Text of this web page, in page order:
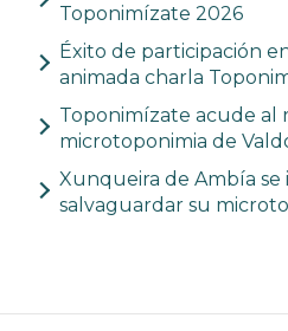
Toponimízate 2026
Éxito de participación
animada charla
Toponimízate acude al
microtoponimia de
Xunqueira de Ambía se
salvaguardar su